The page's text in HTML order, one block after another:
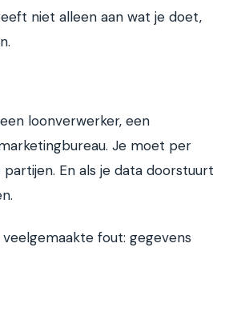
niet alleen aan wat je doet,
loonverwerker, een
Je moet per
En als je data doorstuurt
fout: gegevens